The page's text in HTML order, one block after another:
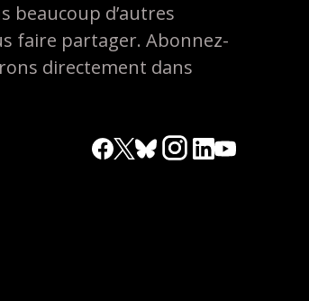
beaucoup d’autres
faire partager. Abonnez-
directement dans